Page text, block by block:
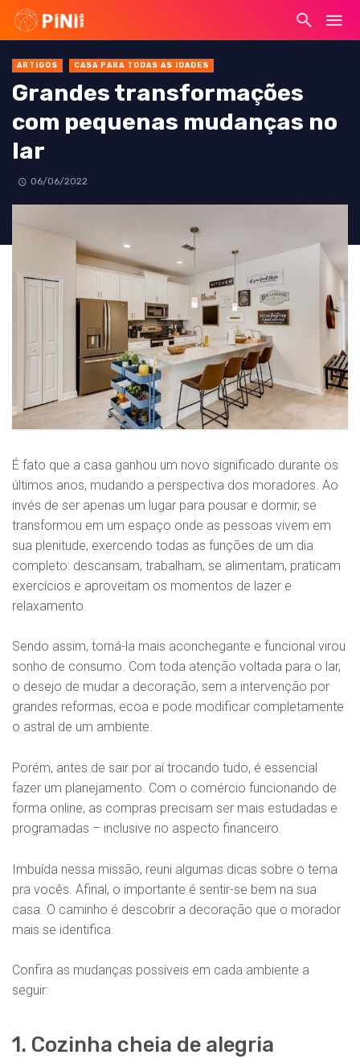
ARTIGOS CASA PARA TODAS AS IDADES
Grandes transformações
com pequenas mudanças no
lar
06/06/2022
É fato que a casa ganhou um novo significado durante os
últimos anos, mudando a perspectiva dos moradores. Ao
invés de ser apenas um lugar para pousar e dormir, se
transformou em um espaço onde as pessoas vivem em
sua plenitude, exercendo todas as funções de um dia
completo: descansam, trabalham, se alimentam, praticam
exercícios e aproveitam os momentos de lazer e
relaxamento.
Sendo assim, torná-la mais aconchegante e funcional virou
sonho de consumo. Com toda atenção voltada para o lar,
o desejo de mudar a decoração, sem a intervenção por
grandes reformas, ecoa e pode modificar completamente
o astral de um ambiente.
Porém, antes de sair por aí trocando tudo, é essencial
fazer um planejamento. Com o comércio funcionando de
forma online, as compras precisam ser mais estudadas e
programadas – inclusive no aspecto financeiro.
Imbuída nessa missão, reuni algumas dicas sobre o tema
pra vocês. Afinal, o importante é sentir-se bem na sua
casa. O caminho é descobrir a decoração que o morador
mais se identifica.
Confira as mudanças possíveis em cada ambiente a
seguir:
1. Cozinha cheia de alegria